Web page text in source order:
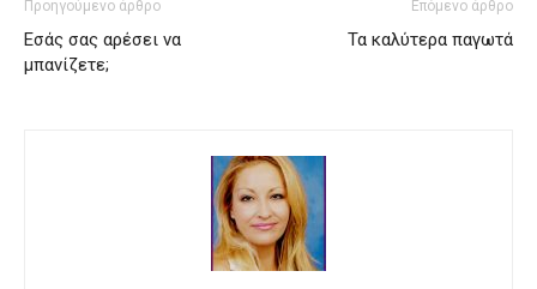
Προηγούμενο άρθρο
Εσάς σας αρέσει να
μπανίζετε;
Επόμενο άρθρο
Τα καλύτερα παγωτά